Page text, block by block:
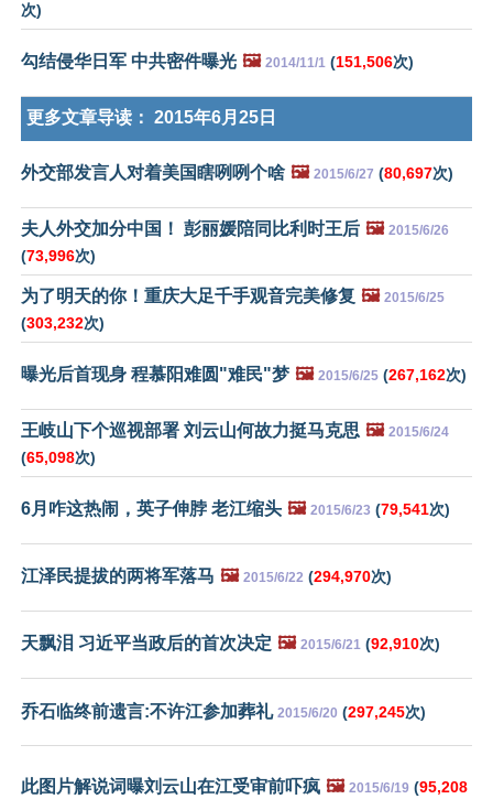
次)
勾结侵华日军 中共密件曝光 🖼️ 2014/11/1 (151,506次)
更多文章导读： 2015年6月25日
外交部发言人对着美国瞎咧咧个啥 🖼️ 2015/6/27 (80,697次)
夫人外交加分中国！ 彭丽媛陪同比利时王后 🖼️ 2015/6/26
(73,996次)
为了明天的你！重庆大足千手观音完美修复 🖼️ 2015/6/25
(303,232次)
曝光后首现身 程慕阳难圆"难民"梦 🖼️ 2015/6/25 (267,162次)
王岐山下个巡视部署 刘云山何故力挺马克思 🖼️ 2015/6/24
(65,098次)
6月咋这热闹，英子伸脖 老江缩头 🖼️ 2015/6/23 (79,541次)
江泽民提拔的两将军落马 🖼️ 2015/6/22 (294,970次)
天飘泪 习近平当政后的首次决定 🖼️ 2015/6/21 (92,910次)
乔石临终前遗言:不许江参加葬礼 2015/6/20 (297,245次)
此图片解说词曝刘云山在江受审前吓疯 🖼️ 2015/6/19 (95,208